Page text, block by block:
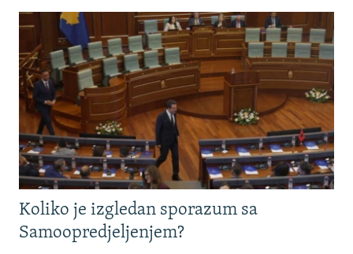
SVE KARTE DEJTONA
NASTANAK I RASPAD JUGOSLAVIJE
Koliko je izgledan sporazum sa
Samoopredjeljenjem?